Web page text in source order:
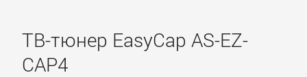
ТВ-тюнер EasyCap AS-EZ-
CAP4
Gigabyte